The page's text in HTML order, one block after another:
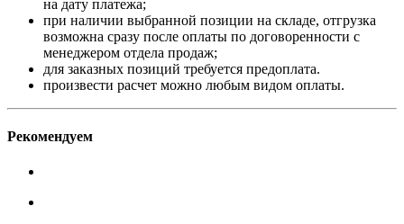
на дату платежа;
при наличии выбранной позиции на складе, отгрузка
возможна сразу после оплаты по договоренности с
менеджером отдела продаж;
для заказных позиций требуется предоплата.
произвести расчет можно любым видом оплаты.
Рекомендуем